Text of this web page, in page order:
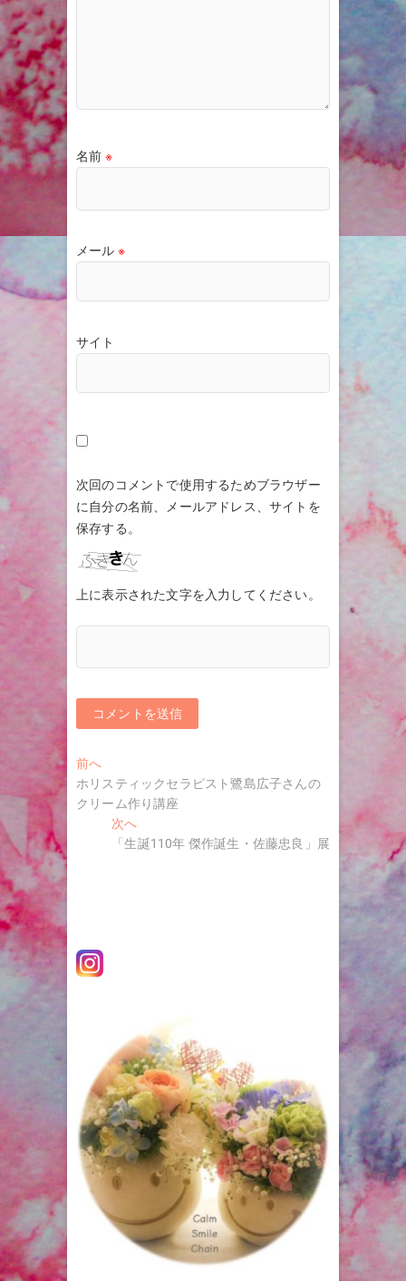
名前 ※
メール ※
サイト
次回のコメントで使用するためブラウザー
に自分の名前、メールアドレス、サイトを
保存する。
上に表示された文字を入力してください。
投
稿
ョ
前へ過
去
の
投
ホリスティックセラピスト鷺島広子さんの
クリーム作り講座
次へ次
の
「生誕110年 傑作誕生・佐藤忠良」展